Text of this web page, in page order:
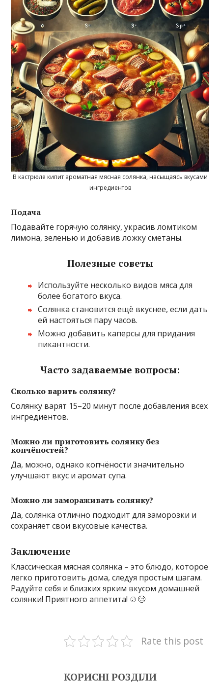
В кастрюле кипит ароматная мясная солянка, насыщаясь вкусами
ингредиентов
Подача
Подавайте горячую солянку, украсив ломтиком
лимона, зеленью и добавив ложку сметаны.
Полезные советы
Используйте несколько видов мяса для
более богатого вкуса.
Солянка становится ещё вкуснее, если дать
ей настояться пару часов.
Можно добавить каперсы для придания
пикантности.
Часто задаваемые вопросы:
Сколько варить солянку?
Солянку варят 15–20 минут после добавления всех
ингредиентов.
Можно ли приготовить солянку без
копчёностей?
Да, можно, однако копчёности значительно
улучшают вкус и аромат супа.
Можно ли замораживать солянку?
Да, солянка отлично подходит для заморозки и
сохраняет свои вкусовые качества.
Заключение
Классическая мясная солянка – это блюдо, которое
легко приготовить дома, следуя простым шагам.
Радуйте себя и близких ярким вкусом домашней
солянки! Приятного аппетита! 🍲😊
Rate this post
КОРИСНІ РОЗДІЛИ